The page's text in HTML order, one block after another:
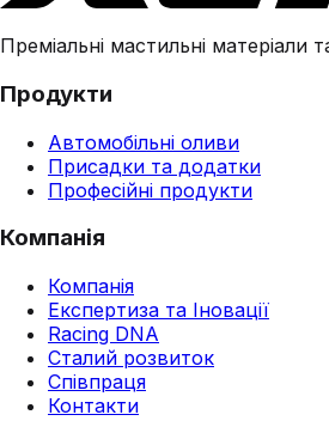
Преміальні мастильні матеріали
Продукти
Автомобільні оливи
Присадки та додатки
Професійні продукти
Компанія
Компанія
Експертиза та Іновації
Racing DNA
Сталий розвиток
Співпраця
Контакти